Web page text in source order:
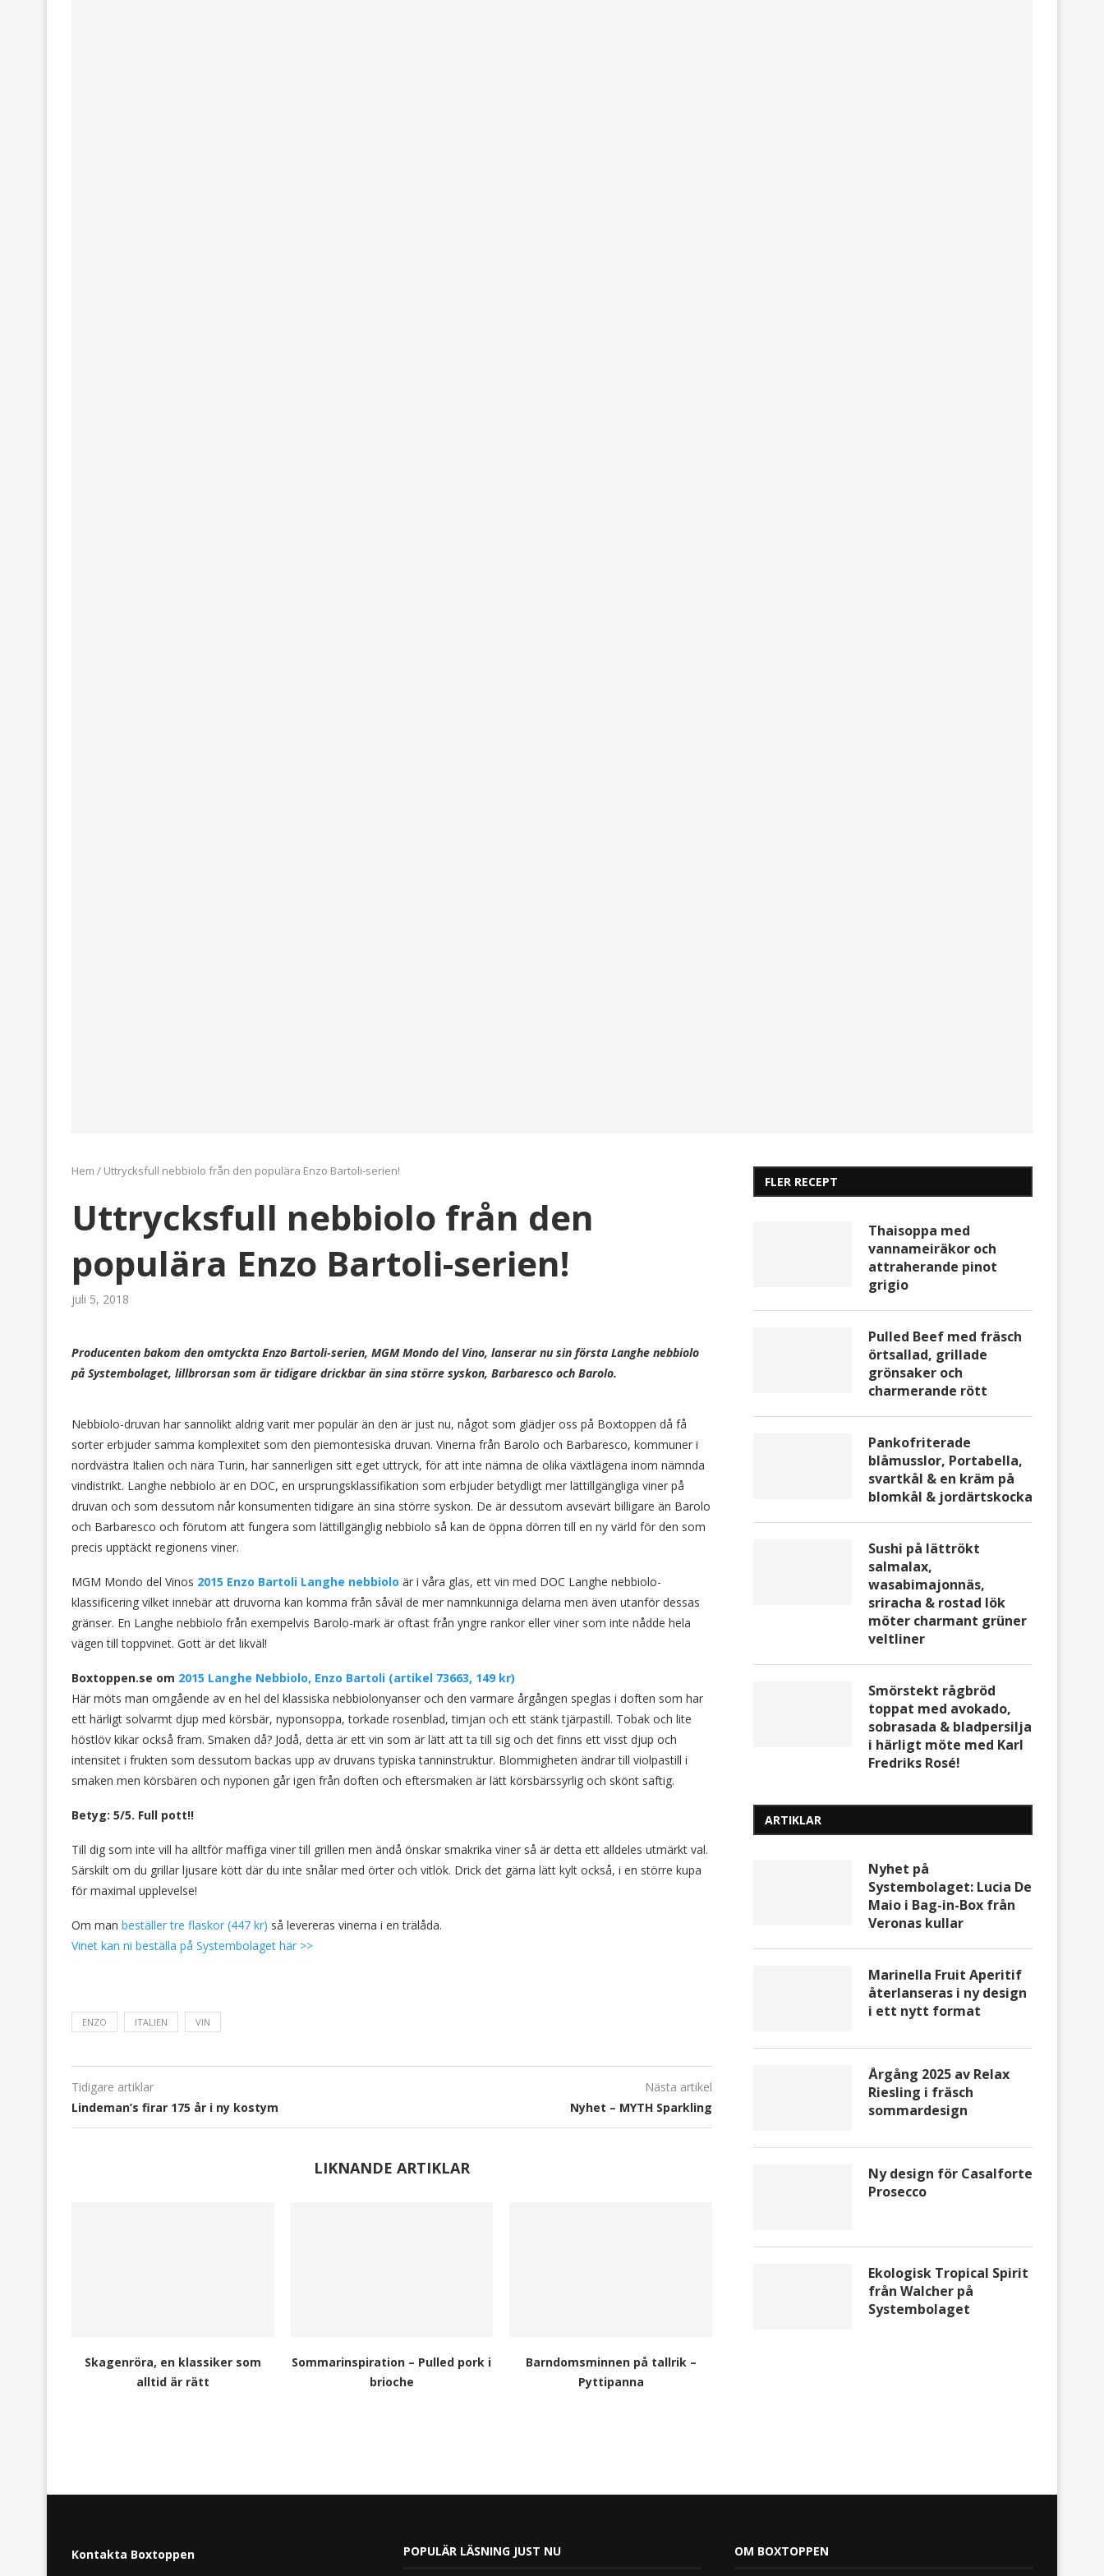
Hem / Uttrycksfull nebbiolo från den populära Enzo Bartoli-serien!
Uttrycksfull nebbiolo från den
populära Enzo Bartoli-serien!
juli 5, 2018
Producenten bakom den omtyckta Enzo Bartoli-serien, MGM Mondo del Vino, lanserar nu sin första Langhe nebbiolo
på Systembolaget, lillbrorsan som är tidigare drickbar än sina större syskon, Barbaresco och Barolo.
Nebbiolo-druvan har sannolikt aldrig varit mer populär än den är just nu, något som glädjer oss på Boxtoppen då få
sorter erbjuder samma komplexitet som den piemontesiska druvan. Vinerna från Barolo och Barbaresco, kommuner i
nordvästra Italien och nära Turin, har sannerligen sitt eget uttryck, för att inte nämna de olika växtlägena inom nämnda
vindistrikt. Langhe nebbiolo är en DOC, en ursprungsklassifikation som erbjuder betydligt mer lättillgängliga viner på
druvan och som dessutom når konsumenten tidigare än sina större syskon. De är dessutom avsevärt billigare än Barolo
och Barbaresco och förutom att fungera som lättillgänglig nebbiolo så kan de öppna dörren till en ny värld för den som
precis upptäckt regionens viner.
MGM Mondo del Vinos 2015 Enzo Bartoli Langhe nebbiolo är i våra glas, ett vin med DOC Langhe nebbiolo-
klassificering vilket innebär att druvorna kan komma från såväl de mer namnkunniga delarna men även utanför dessas
gränser. En Langhe nebbiolo från exempelvis Barolo-mark är oftast från yngre rankor eller viner som inte nådde hela
vägen till toppvinet. Gott är det likväl!
Boxtoppen.se om 2015 Langhe Nebbiolo, Enzo Bartoli (artikel 73663, 149 kr)
Här möts man omgående av en hel del klassiska nebbiolonyanser och den varmare årgången speglas i doften som har
ett härligt solvarmt djup med körsbär, nyponsoppa, torkade rosenblad, timjan och ett stänk tjärpastill. Tobak och lite
höstlöv kikar också fram. Smaken då? Jodå, detta är ett vin som är lätt att ta till sig och det finns ett visst djup och
intensitet i frukten som dessutom backas upp av druvans typiska tanninstruktur. Blommigheten ändrar till violpastill i
smaken men körsbären och nyponen går igen från doften och eftersmaken är lätt körsbärssyrlig och skönt saftig.
Betyg: 5/5. Full pott!!
Till dig som inte vill ha alltför maffiga viner till grillen men ändå önskar smakrika viner så är detta ett alldeles utmärkt val.
Särskilt om du grillar ljusare kött där du inte snålar med örter och vitlök. Drick det gärna lätt kylt också, i en större kupa
för maximal upplevelse!
Om man beställer tre flaskor (447 kr) så levereras vinerna i en trälåda.
Vinet kan ni beställa på Systembolaget här >>
ENZO ITALIEN VIN
Tidigare artiklar
Lindeman’s firar 175 år i ny kostym
Nästa artikel
Nyhet – MYTH Sparkling
LIKNANDE ARTIKLAR
Skagenröra, en klassiker som
alltid är rätt
Sommarinspiration – Pulled pork i
brioche
Barndomsminnen på tallrik –
Pyttipanna
FLER RECEPT
Thaisoppa med
vannameiräkor och
attraherande pinot
grigio
Pulled Beef med fräsch
örtsallad, grillade
grönsaker och
charmerande rött
Pankofriterade
blåmusslor, Portabella,
svartkål & en kräm på
blomkål & jordärtskocka
Sushi på lättrökt
salmalax,
wasabimajonnäs,
sriracha & rostad lök
möter charmant grüner
veltliner
Smörstekt rågbröd
toppat med avokado,
sobrasada & bladpersilja
i härligt möte med Karl
Fredriks Rosé!
ARTIKLAR
Nyhet på
Systembolaget: Lucia De
Maio i Bag-in-Box från
Veronas kullar
Marinella Fruit Aperitif
återlanseras i ny design
i ett nytt format
Årgång 2025 av Relax
Riesling i fräsch
sommardesign
Ny design för Casalforte
Prosecco
Ekologisk Tropical Spirit
från Walcher på
Systembolaget
Kontakta Boxtoppen POPULÄR LÄSNING JUST NU OM BOXTOPPEN